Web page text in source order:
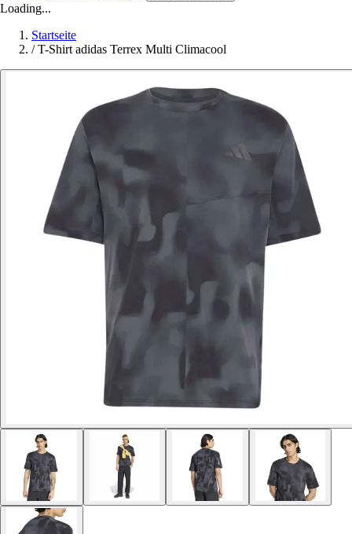
Loading...
Startseite
/ T-Shirt adidas Terrex Multi Climacool